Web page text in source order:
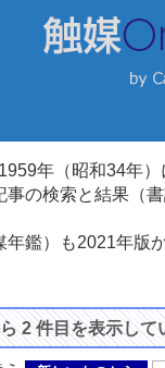
年（昭和34年
の検索と結果（
鑑）も2021年
2 件目を表示して